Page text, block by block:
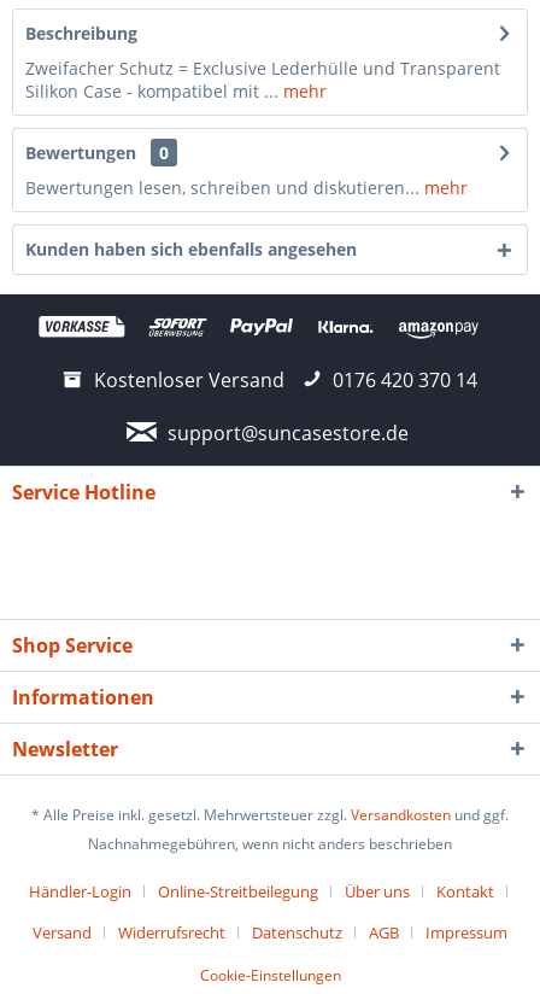
Beschreibung
Zweifacher Schutz = Exclusive Lederhülle und Transparent
Silikon Case - kompatibel mit ... mehr
Bewertungen
0
Bewertungen lesen, schreiben und diskutieren... mehr
Kunden haben sich ebenfalls angesehen
Kostenloser Versand
0176 420 370 14
support@suncasestore.de
Service Hotline
Shop Service
Informationen
Newsletter
* Alle Preise inkl. gesetzl. Mehrwertsteuer zzgl.Versandkosten und ggf.
Nachnahmegebühren, wenn nicht anders beschrieben
Händler-Login Online-Streitbeilegung Über uns
Kontakt
Versand
Widerrufsrecht Datenschutz AGB Impressum
Cookie-Einstellungen